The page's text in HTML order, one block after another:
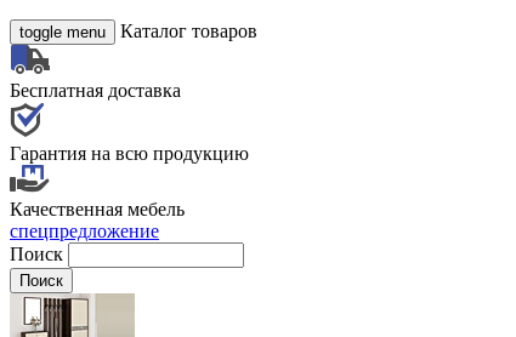
toggle menu Каталог товаров
Бесплатная доставка
Гарантия на всю продукцию
Качественная мебель
спецпредложение
Поиск